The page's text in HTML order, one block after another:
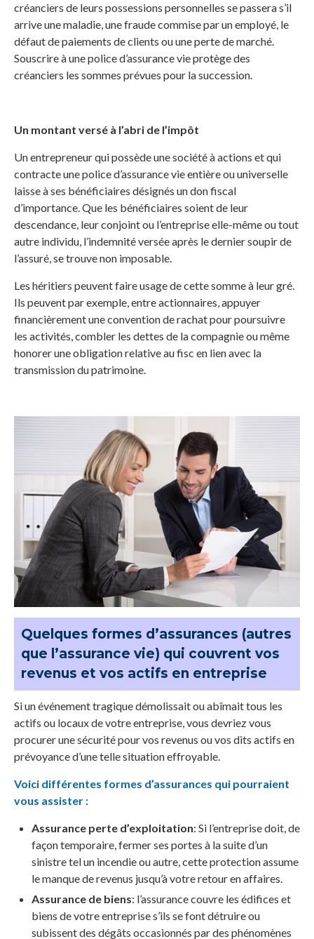
créanciers de leurs possessions personnelles se passera s’il
arrive une maladie, une fraude commise par un employé, le
défaut de paiements de clients ou une perte de marché.
Souscrire à une police d’assurance vie protège des
créanciers les sommes prévues pour la succession.
Un montant versé à l’abri de l’impôt
Un entrepreneur qui possède une société à actions et qui
contracte une police d’assurance vie entière ou universelle
laisse à ses bénéficiaires désignés un don fiscal
d’importance. Que les bénéficiaires soient de leur
descendance, leur conjoint ou l’entreprise elle-même ou tout
autre individu, l’indemnité versée après le dernier soupir de
l’assuré, se trouve non imposable.
Les héritiers peuvent faire usage de cette somme à leur gré.
Ils peuvent par exemple, entre actionnaires, appuyer
financièrement une convention de rachat pour poursuivre
les activités, combler les dettes de la compagnie ou même
honorer une obligation relative au fisc en lien avec la
transmission du patrimoine.
Quelques formes d’assurances (autres
que l’assurance vie) qui couvrent vos
revenus et vos actifs en entreprise
Si un événement tragique démolissait ou abîmait tous les
actifs ou locaux de votre entreprise, vous devriez vous
procurer une sécurité pour vos revenus ou vos dits actifs en
prévoyance d’une telle situation effroyable.
Voici différentes formes d’assurances qui pourraient
vous assister :
Assurance perte d’exploitation: Si l’entreprise doit, de
façon temporaire, fermer ses portes à la suite d’un
sinistre tel un incendie ou autre, cette protection assume
le manque de revenus jusqu’à votre retour en affaires.
Assurance de biens: l’assurance couvre les édifices et
biens de votre entreprise s’ils se font détruire ou
subissent des dégâts occasionnés par des phénomènes